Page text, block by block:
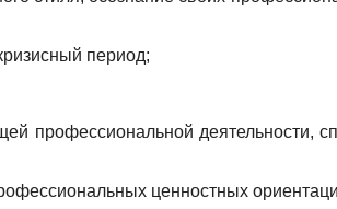
период;
профессиональной деятельности,
ценностных